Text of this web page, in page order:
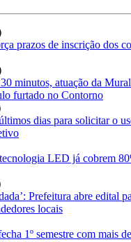
prazos de inscrição dos
minutos, atuação da
furtado no Contorno
dias para solicitar o
LED já cobrem
Prefeitura abre edital
locais
1º semestre com mais